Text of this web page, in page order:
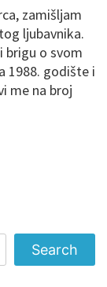
zamišljam
ljubavnika.
brigu o svom
1988. godište i
me na broj